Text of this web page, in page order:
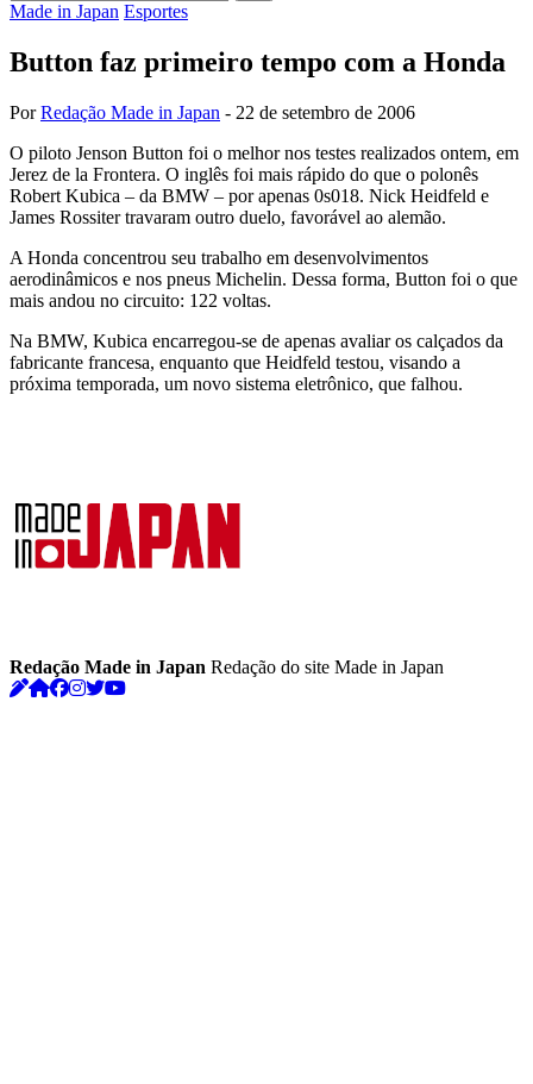
Made in Japan Esportes
Button faz primeiro tempo com a Honda
PorRedação Made in Japan - 22 de setembro de 2006
O piloto Jenson Button foi o melhor nos testes realizados ontem, em
Jerez de la Frontera. O inglês foi mais rápido do que o polonês
Robert Kubica – da BMW – por apenas 0s018. Nick Heidfeld e
James Rossiter travaram outro duelo, favorável ao alemão.
A Honda concentrou seu trabalho em desenvolvimentos
aerodinâmicos e nos pneus Michelin. Dessa forma, Button foi o que
mais andou no circuito: 122 voltas.
Na BMW, Kubica encarregou-se de apenas avaliar os calçados da
fabricante francesa, enquanto que Heidfeld testou, visando a
próxima temporada, um novo sistema eletrônico, que falhou.
Redação Made in Japan Redação do site Made in Japan